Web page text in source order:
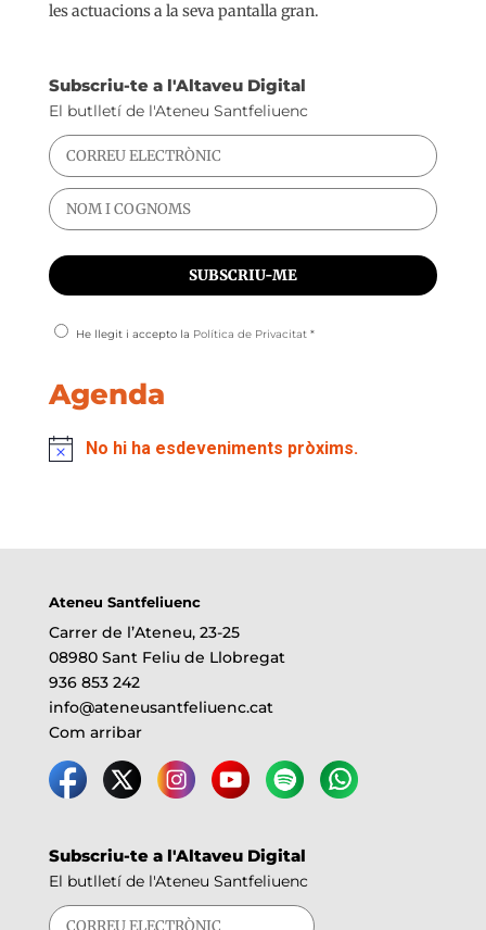
les actuacions a la seva pantalla gran.⁣
Subscriu-te a l'Altaveu Digital
El butlletí de l'Ateneu Santfeliuenc
He llegit i accepto la Política de Privacitat*
Agenda
No hi ha esdeveniments pròxims.
Ateneu Santfeliuenc
Carrer de l’Ateneu, 23-25
08980 Sant Feliu de Llobregat
936 853 242
info@ateneusantfeliuenc.cat
Com arribar
Subscriu-te a l'Altaveu Digital
El butlletí de l'Ateneu Santfeliuenc